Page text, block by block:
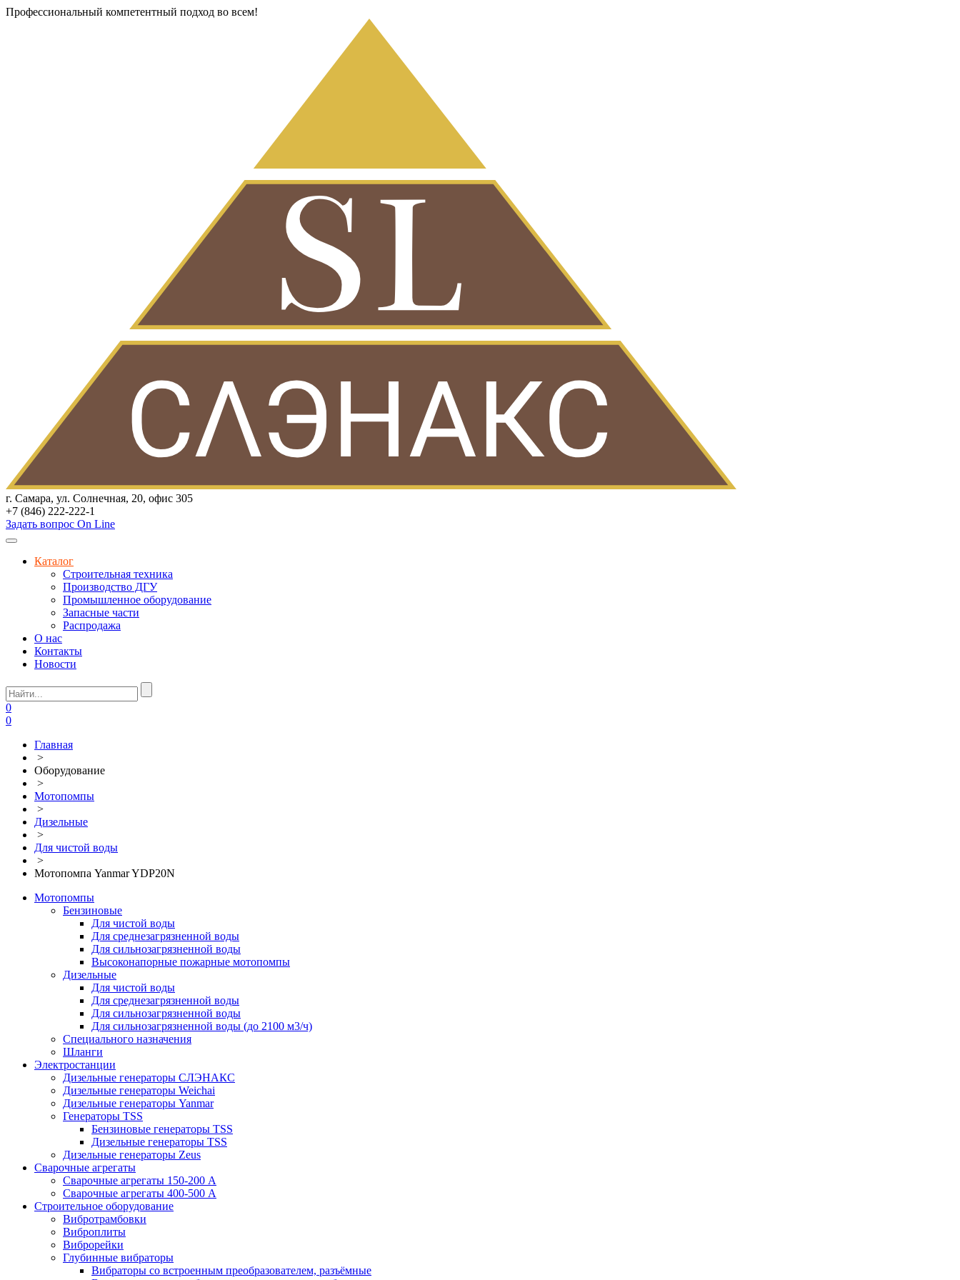
Профессиональный компетентный подход во всем!
г. Самара, ул. Солнечная, 20, офис 305
+7 (846) 222-222-1
Задать вопрос On Line
Каталог
Строительная техника
Производство ДГУ
Промышленное оборудование
Запасные части
Распродажа
О нас
Контакты
Новости
0
0
Главная
>
Оборудование
>
Мотопомпы
>
Дизельные
>
Для чистой воды
>
Мотопомпа Yanmar YDP20N
Мотопомпы
Бензиновые
Для чистой воды
Для среднезагрязненной воды
Для сильнозагрязненной воды
Высоконапорные пожарные мотопомпы
Дизельные
Для чистой воды
Для среднезагрязненной воды
Для сильнозагрязненной воды
Для сильнозагрязненной воды (до 2100 м3/ч)
Специального назначения
Шланги
Электростанции
Дизельные генераторы СЛЭНАКС
Дизельные генераторы Weichai
Дизельные генераторы Yanmar
Генераторы TSS
Бензиновые генераторы TSS
Дизельные генераторы TSS
Дизельные генераторы Zeus
Сварочные агрегаты
Сварочные агрегаты 150-200 А
Сварочные агрегаты 400-500 А
Строительное оборудование
Вибротрамбовки
Виброплиты
Виброрейки
Глубинные вибраторы
Вибраторы со встроенным преобразователем, разъёмные